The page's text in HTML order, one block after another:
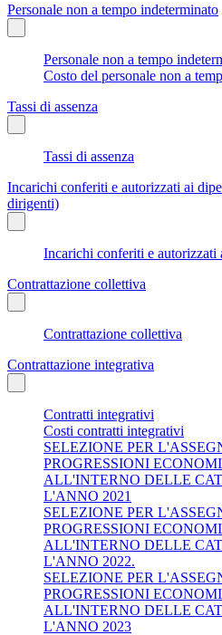
Personale non a tempo indeterminato
Personale non a tempo
Costo del personale non a
Tassi di assenza
Tassi di assenza
Incarichi conferiti e autorizzati ai
dirigenti)
Incarichi conferiti e
Contrattazione collettiva
Contrattazione collettiva
Contrattazione integrativa
Contratti integrativi
Costi contratti integrativi
SELEZIONE PER
PROGRESSIONI
ALL'INTERNO DELLE
L'ANNO 2021
SELEZIONE PER
PROGRESSIONI
ALL'INTERNO DELLE
L'ANNO 2022.
SELEZIONE PER
PROGRESSIONI
ALL'INTERNO DELLE
L'ANNO 2023